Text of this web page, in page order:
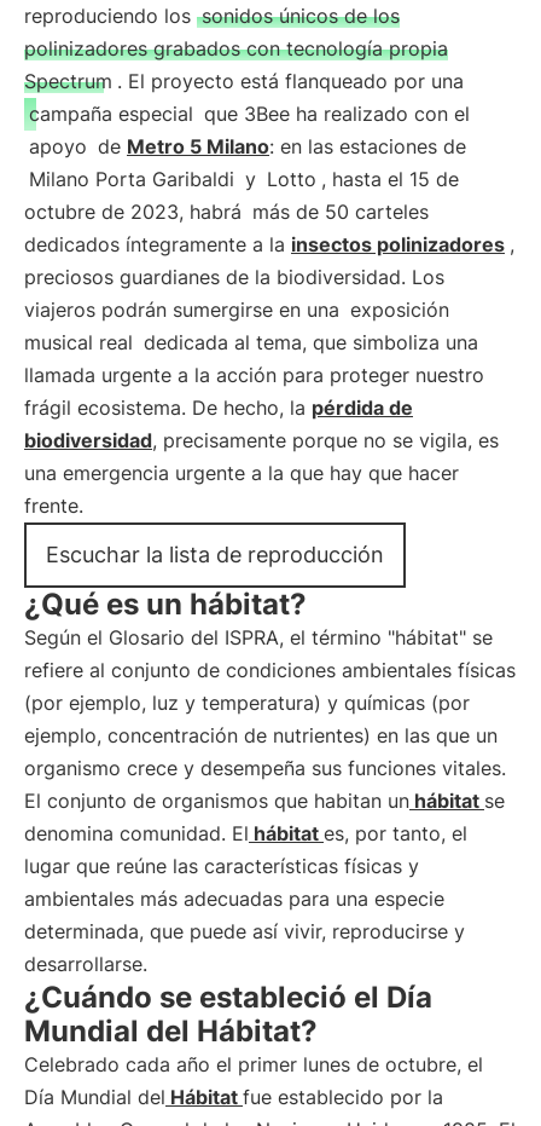
reproduciendo los sonidos únicos de los
polinizadores grabados con tecnología propia
Spectrum . El proyecto está flanqueado por una
campaña especial que 3Bee ha realizado con el
apoyo de Metro 5 Milano: en las estaciones de
Milano Porta Garibaldi y Lotto , hasta el 15 de
octubre de 2023, habrá más de 50 carteles
dedicados íntegramente a la insectos polinizadores ,
preciosos guardianes de la biodiversidad. Los
viajeros podrán sumergirse en una exposición
musical real dedicada al tema, que simboliza una
llamada urgente a la acción para proteger nuestro
frágil ecosistema. De hecho, la pérdida de
biodiversidad, precisamente porque no se vigila, es
una emergencia urgente a la que hay que hacer
frente.
Escuchar la lista de reproducción
¿Qué es un hábitat?
Según el Glosario del ISPRA, el término "hábitat" se
refiere al conjunto de condiciones ambientales físicas
(por ejemplo, luz y temperatura) y químicas (por
ejemplo, concentración de nutrientes) en las que un
organismo crece y desempeña sus funciones vitales.
El conjunto de organismos que habitan un hábitat se
denomina comunidad. El hábitat es, por tanto, el
lugar que reúne las características físicas y
ambientales más adecuadas para una especie
determinada, que puede así vivir, reproducirse y
desarrollarse.
¿Cuándo se estableció el Día
Mundial del Hábitat?
Celebrado cada año el primer lunes de octubre, el
Día Mundial del Hábitat fue establecido por la